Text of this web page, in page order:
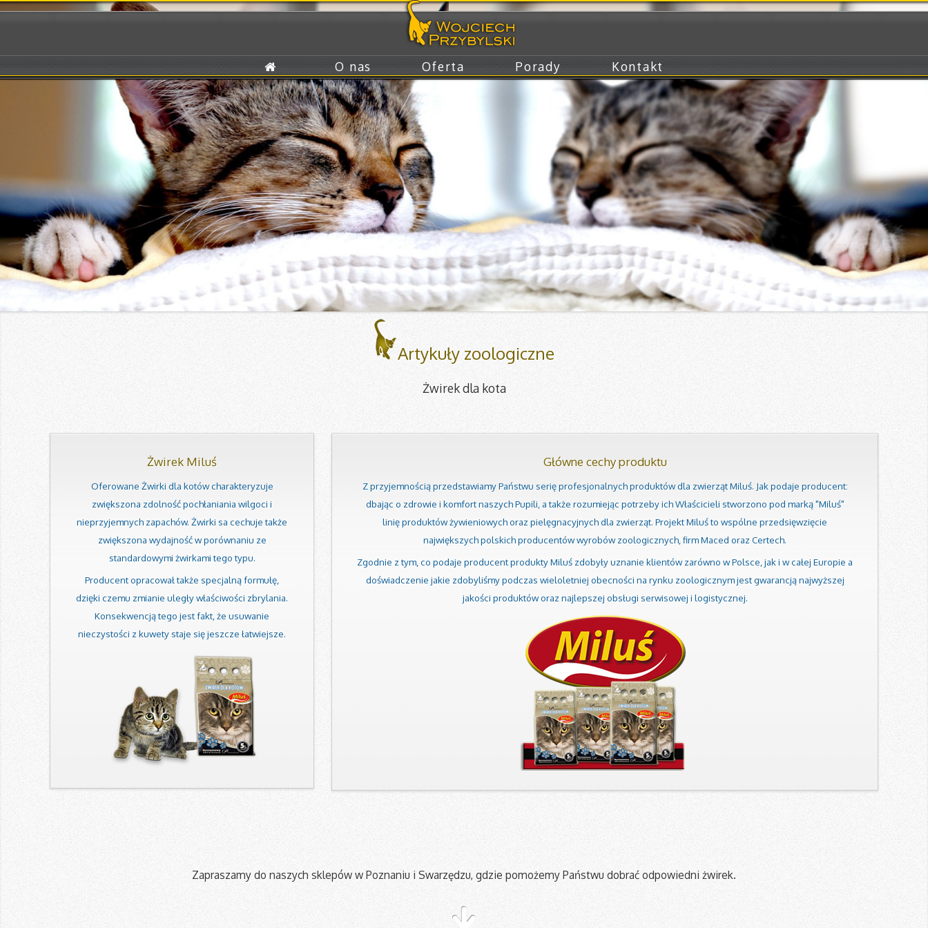
O nas Oferta Porady Kontakt
Artykuły zoologiczne
Żwirek dla kota
Żwirek Miluś
Oferowane Żwirki dla kotów charakteryzuje
zwiększona zdolność pochłaniania wilgoci i
nieprzyjemnych zapachów. Żwirki sa cechuje także
zwiększona wydajność w porównaniu ze
standardowymi żwirkami tego typu.
Producent opracował także specjalną formułę,
dzięki czemu zmianie uległy właściwości zbrylania.
Konsekwencją tego jest fakt, że usuwanie
nieczystości z kuwety staje się jeszcze łatwiejsze.
Główne cechy produktu
Z przyjemnością przedstawiamy Państwu serię profesjonalnych produktów dla zwierząt Miluś. Jak podaje producent:
dbając o zdrowie i komfort naszych Pupili, a także rozumiejąc potrzeby ich Właścicieli stworzono pod marką "Miluś"
linię produktów żywieniowych oraz pielęgnacyjnych dla zwierząt. Projekt Miluś to wspólne przedsięwzięcie
największych polskich producentów wyrobów zoologicznych, firm Maced oraz Certech.
Zgodnie z tym, co podaje producent produkty Miluś zdobyły uznanie klientów zarówno w Polsce, jak i w całej Europie a
doświadczenie jakie zdobyliśmy podczas wieloletniej obecności na rynku zoologicznym jest gwarancją najwyższej
jakości produktów oraz najlepszej obsługi serwisowej i logistycznej.
Zapraszamy do naszych sklepów w Poznaniu i Swarzędzu, gdzie pomożemy Państwu dobrać odpowiedni żwirek.